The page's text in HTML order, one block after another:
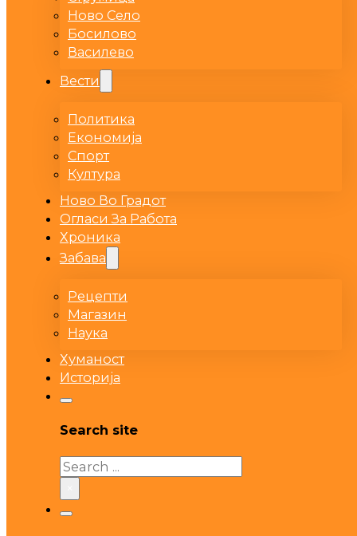
Ново Село
Босилово
Василево
Вести
Политика
Економија
Спорт
Култура
Ново Во Градот
Огласи За Работа
Хроника
Забава
Рецепти
Магазин
Наука
Хуманост
Историја
Search site
Search